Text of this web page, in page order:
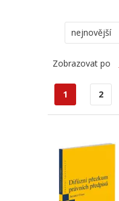
nejnovější
Zobrazovat po
1 2